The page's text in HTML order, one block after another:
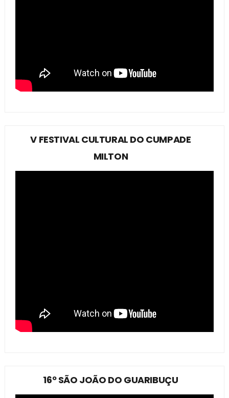
V FESTIVAL CULTURAL DO CUMPADE
MILTON
16º SÃO JOÃO DO GUARIBUÇU